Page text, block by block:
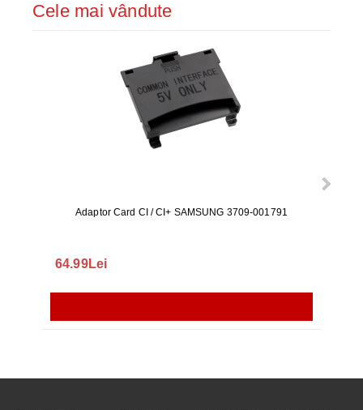
Cele mai vândute
Adaptor Card CI / CI+ SAMSUNG 3709-001791
64.99Lei